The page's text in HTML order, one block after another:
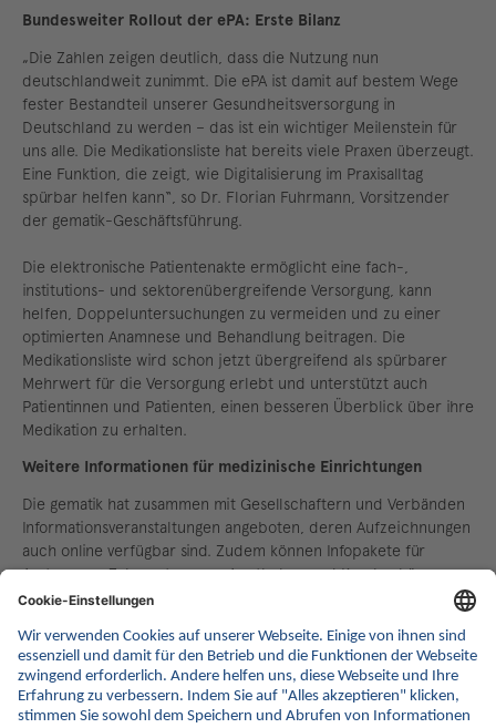
Bundesweiter Rollout der ePA: Erste Bilanz
„Die Zahlen zeigen deutlich, dass die Nutzung nun
deutschlandweit zunimmt. Die ePA ist damit auf bestem Wege
fester Bestandteil unserer Gesundheitsversorgung in
Deutschland zu werden – das ist ein wichtiger Meilenstein für
uns alle. Die Medikationsliste hat bereits viele Praxen überzeugt.
Eine Funktion, die zeigt, wie Digitalisierung im Praxisalltag
spürbar helfen kann“, so Dr. Florian Fuhrmann, Vorsitzender
der gematik-Geschäftsführung.
Die elektronische Patientenakte ermöglicht eine fach-,
institutions- und sektorenübergreifende Versorgung, kann
helfen, Doppeluntersuchungen zu vermeiden und zu einer
optimierten Anamnese und Behandlung beitragen. Die
Medikationsliste wird schon jetzt übergreifend als spürbarer
Mehrwert für die Versorgung erlebt und unterstützt auch
Patientinnen und Patienten, einen besseren Überblick über ihre
Medikation zu erhalten.
Weitere Informationen für medizinische Einrichtungen
Die gematik hat zusammen mit Gesellschaftern und Verbänden
Informationsveranstaltungen angeboten, deren Aufzeichnungen
auch online verfügbar sind. Zudem können Infopakete für
Arztpraxen, Zahnarztpraxen, Apotheken und Krankenhäuser
bestellt bzw. Videos und Flyer für den Wartebereich
für die Teams der Einrichtungen und auch Patient:innen-
Informationen:
www.gematik.de/anwendungen/epa/epa-fuer-alle